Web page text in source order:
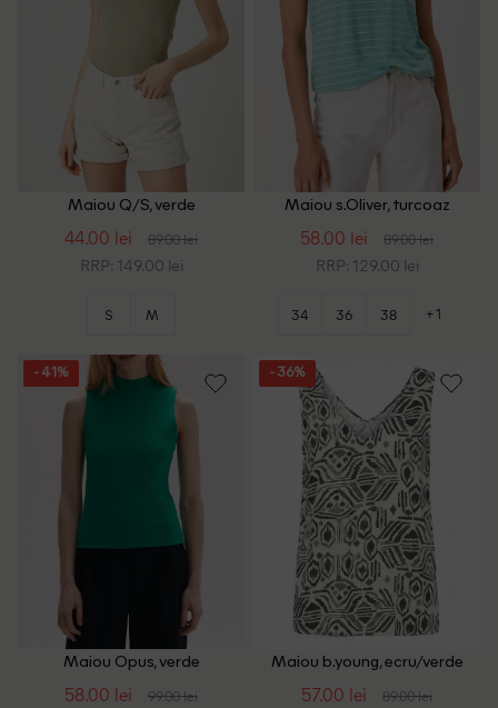
Maiou Q/S, verde
44.00 lei 89.00 lei
RRP: 149.00 lei
S M
Maiou s.Oliver, turcoaz
58.00 lei 89.00 lei
RRP: 129.00 lei
34 36 38 +1
- 41%
Maiou Opus, verde
58.00 lei 99.00 lei
- 36%
Maiou b.young, ecru/verde
57.00 lei 89.00 lei